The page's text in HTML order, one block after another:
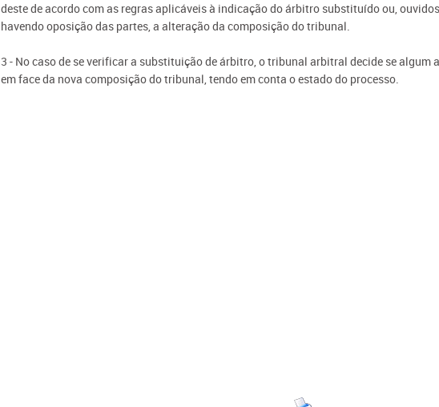
deste de acordo com as regras aplicáveis à indicação do árbitro substituído ou,
havendo oposição das partes, a alteração da composição do tribunal.
3 - No caso de se verificar a substituição de árbitro, o tribunal arbitral decide se algum
em face da nova composição do tribunal, tendo em conta o estado do processo.